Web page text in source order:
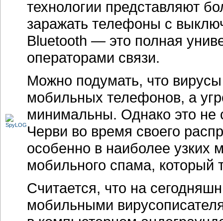
технологии представляют
заражать телефоны с
Bluetooth — это полная
операторами связи.
Можно подумать, что
мобильных телефонов, а
минимальны. Однако это не
Черви во время своего
особенно в наиболее узких
мобильного спама, который
Считается, что на
мобильными